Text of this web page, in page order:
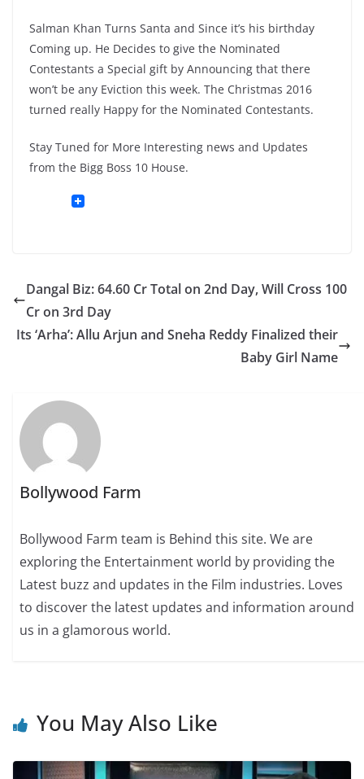
Salman Khan Turns Santa and Since it’s his birthday
Coming up. He Decides to give the Nominated
Contestants a Special gift by Announcing that there
won’t be any Eviction this week. The Christmas 2016
turned really Happy for the Nominated Contestants.
Stay Tuned for More Interesting news and Updates
from the Bigg Boss 10 House.
Dangal Biz: 64.60 Cr Total on 2nd Day, Will Cross 100
Cr on 3rd Day
Its ‘Arha’: Allu Arjun and Sneha Reddy Finalized their
Baby Girl Name
Bollywood Farm
Bollywood Farm team is Behind this site. We are
exploring the Entertainment world by providing the
Latest buzz and updates in the Film industries. Loves
to discover the latest updates and information around
us in a glamorous world.
You May Also Like